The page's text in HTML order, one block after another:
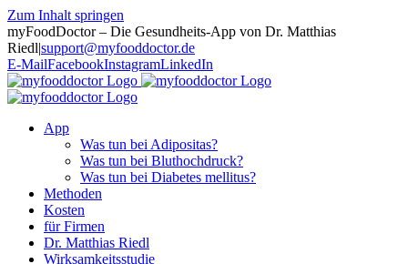
Zum Inhalt springen
myFoodDoctor – Die Gesundheits-App von Dr. Matthias
Riedl|support@myfooddoctor.de
E-MailFacebookInstagramLinkedIn
App
Was tun bei Adipositas?
Was tun bei Bluthochdruck?
Was tun bei Diabetes mellitus?
Methoden
Kosten
für Firmen
Dr. Matthias Riedl
Wirksamkeitsstudie